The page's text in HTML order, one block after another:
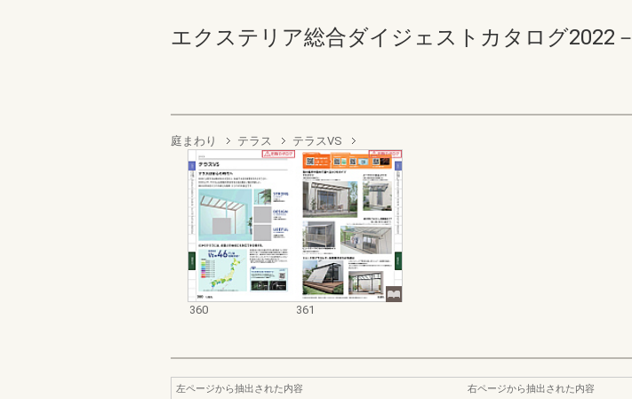
エクステリア総合ダイジェストカタログ2022
庭まわり テラス テラスVS
360 361
左ページから抽出された内容
右ページから抽出された内容